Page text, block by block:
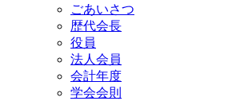
ごあいさつ
歴代会長
役員
法人会員
会計年度
学会会則